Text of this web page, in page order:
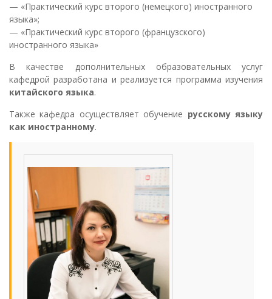
— «Практический курс второго (немецкого) иностранного
языка»;
— «Практический курс второго (французского)
иностранного языка»
В качестве дополнительных образовательных услуг
кафедрой разработана и реализуется программа изучения
китайского языка.
Также кафедра осуществляет обучение русскому языку
как иностранному.